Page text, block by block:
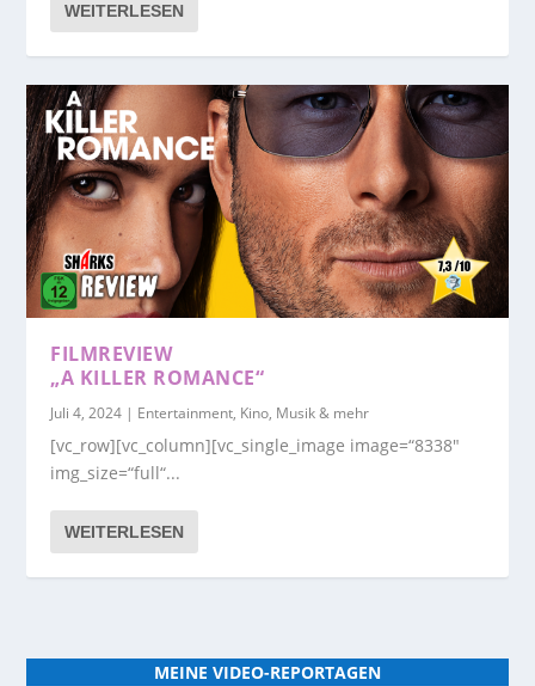
WEITERLESEN
FILMREVIEW
„A KILLER ROMANCE“
Juli 4, 2024 | Entertainment, Kino, Musik & mehr
[vc_row][vc_column][vc_single_image image=“8338″
img_size=“full“...
WEITERLESEN
MEINE VIDEO-REPORTAGEN